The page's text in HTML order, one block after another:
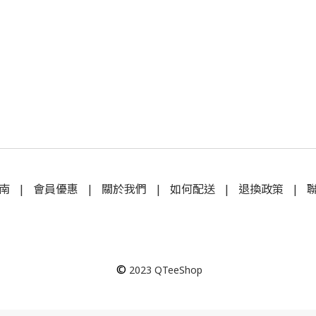
| 會員優惠 | 關於我們 | 如何配送| 退換政策 |
© 2023 QTeeShop